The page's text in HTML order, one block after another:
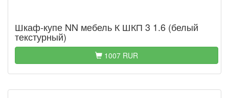
Шкаф-купе NN мебель К ШКП 3 1.6 (белый
текстурный)
1007 RUR